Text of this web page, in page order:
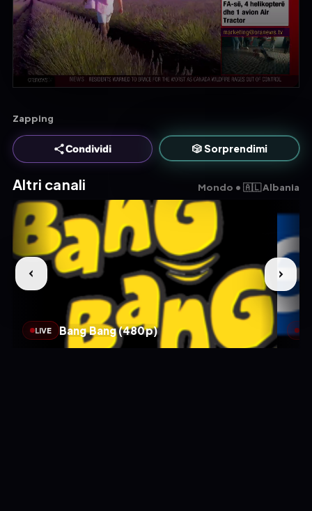
Zapping
Condividi 🎲 Sorprendimi
Altri canali Mondo • 🇦🇱 Albania
LIVE Bang Bang (480p)